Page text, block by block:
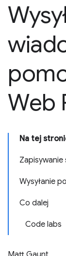
Web
Na tej
Zapisywanie
Wysyłanie
Co dalej
Code labs